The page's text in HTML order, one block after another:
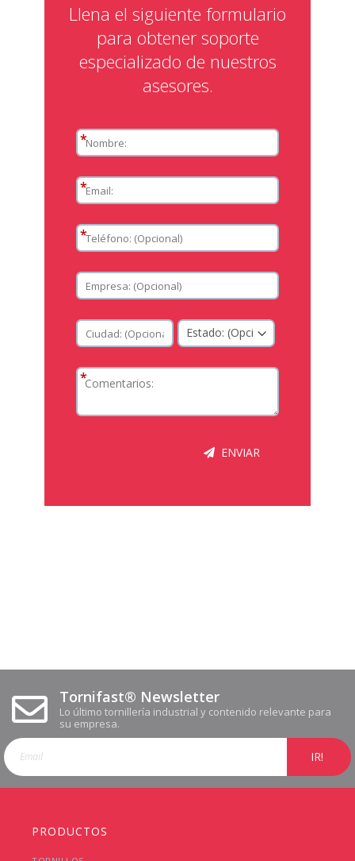
Llena el siguiente formulario
para obtener soporte
especializado de nuestros
asesores.
*
*
*
*
ENVIAR
Tornifast® Newsletter
Lo último tornillería industrial y contenido relevante para
su empresa.
IR!
PRODUCTOS